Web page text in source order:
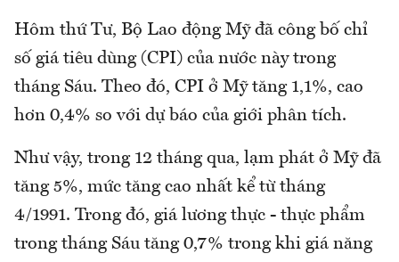
Hôm thứ Tư, Bộ Lao động Mỹ đã công bố chỉ
số giá tiêu dùng (CPI) của nước này trong
tháng Sáu. Theo đó, CPI ở Mỹ tăng 1,1%, cao
hơn 0,4% so với dự báo của giới phân tích.
Như vậy, trong 12 tháng qua, lạm phát ở Mỹ đã
tăng 5%, mức tăng cao nhất kể từ tháng
4/1991. Trong đó, giá lương thực - thực phẩm
trong tháng Sáu tăng 0,7% trong khi giá năng